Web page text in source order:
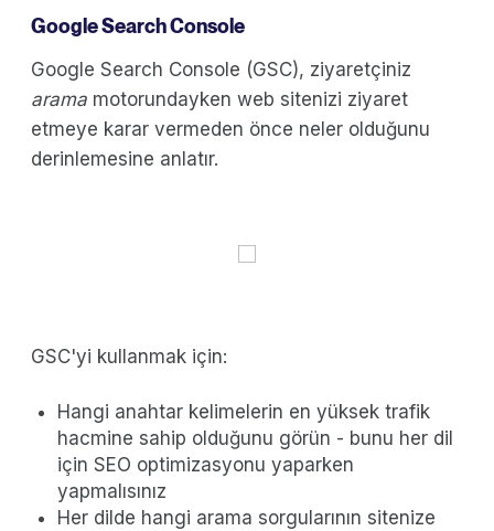
Google Search Console
Google Search Console (GSC), ziyaretçiniz
arama motorundayken web sitenizi ziyaret
etmeye karar vermeden önce neler olduğunu
derinlemesine anlatır.
GSC'yi kullanmak için:
Hangi anahtar kelimelerin en yüksek trafik
hacmine sahip olduğunu görün - bunu her dil
için SEO optimizasyonu yaparken
yapmalısınız
Her dilde hangi arama sorgularının sitenize